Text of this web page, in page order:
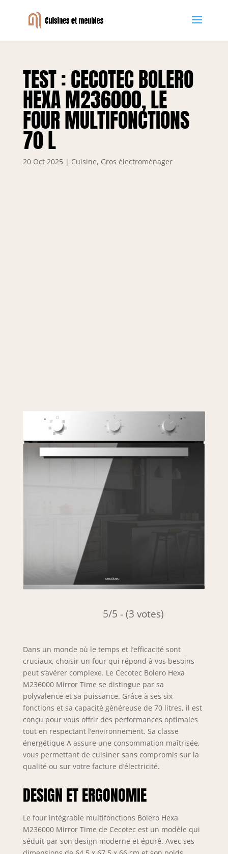
TEST : CECOTEC BOLERO
HEXA M236000, LE
FOUR MULTIFONCTIONS
70 L
20 Oct 2025 | Cuisine, Gros électroménager
5/5 - (3 votes)
Dans un monde où le temps et l’efficacité sont
cruciaux, choisir un four qui répond à vos besoins
peut s’avérer complexe. Le Cecotec Bolero Hexa
M236000 Mirror Time se distingue par sa
polyvalence et sa puissance. Grâce à ses six
fonctions et sa capacité généreuse de 70 litres, il est
conçu pour vous offrir des performances optimales
tout en respectant l’environnement. Sa classe
énergétique A assure une consommation maîtrisée,
vous permettant de cuisiner sans compromis sur la
qualité ou sur votre facture d’électricité.
DESIGN ET ERGONOMIE
Le four intégrable multifonctions Bolero Hexa
M236000 Mirror Time de Cecotec est un modèle qui
séduit par son design moderne et épuré. Avec ses